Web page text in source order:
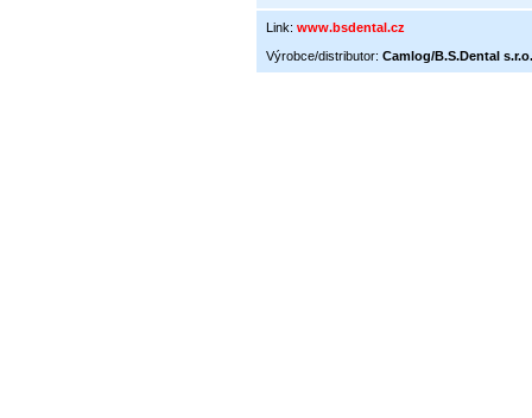
Link: www.bsdental.cz
Výrobce/distributor: Camlog/B.S.Dental s.r.o.